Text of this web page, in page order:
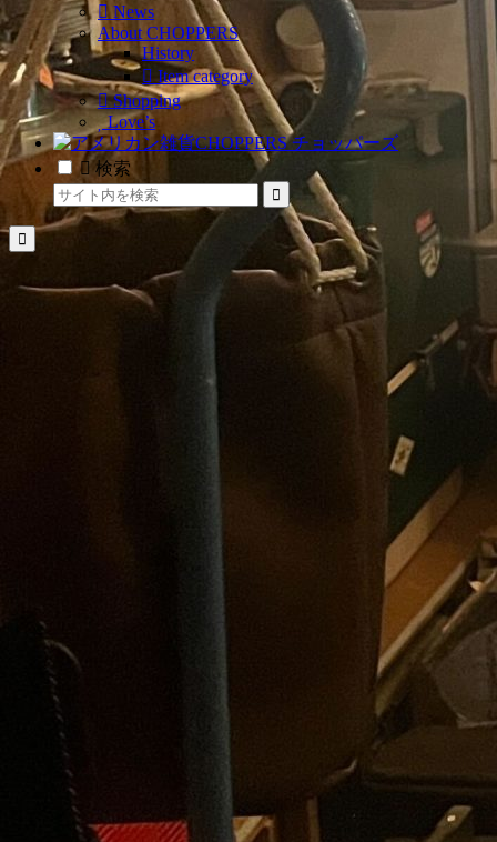
News
About CHOPPERS
History
Item category
Shopping
Love’s
検索